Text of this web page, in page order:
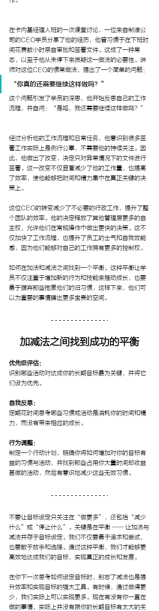
在卡内基经理人班的一次课堂讨论，一位来自制造公
司的CEO学员分享了他的经历，他曾习惯于在下班时
间花费数小时亲自审批和签署文件。这成了一种常
态，以至于他从未停下来质疑这一做法的必要性。讲
师对这位CEO的惯常做法，提出了一个简单的问题：
“你真的还需要继续这样做吗？”
这个问题引发了学员的深思，他开始反思自己的工作
流程，并自问：“是咯，我还需要继续这样做吗？”
经过分析他的工作流程和日常任务，他意识到很多签
署工作实际上是例行公事，不需要他的持续关注。因
此，他做出了改变，决定只对异常情况下的文件进行
签署。这一改变不仅显著减少了他的工作量，也提高
了效率，使他能够把时间和精力集中在真正关键的决
策上。
这位CEO的转变减少了不必要的行政工作，提升了整
个团队的效率。他的决定释放了其他管理层更多的自
主权，允许他们在常规操作中做出更快的决策。这不
仅加快了工作流程，也提升了员工的士气和自我效能
感，因为他们能够对自己的工作拥有更多的控制权。
如何在加法和减法之间找到一个平衡。这种平衡让学
员不仅注重于增加新的行为和技能来推动成长，也要
勇于摒弃那些拖累他们的旧习惯，这样下来，他们可
以为重要的事情腾出更多宝贵的空间。
加减法之间找到成功的平衡
优先级评估：
识别哪些活动对达成你的长期目标最为关键，并将它
们设为优先。
自我反思：
定期花时间思考哪些习惯或活动是消耗你的时间和精
力，而没有带来相应的成长。
行为调整：
制定一个行动计划，明确你将如何增加对你的目标有
益的习惯与活动，并找到那些占用你大量时间却收益
甚微的活动，然后有意识地减少这些无效习惯。
不要让目标设定只关注在“做更多”，还包括“减少
什么”或“停止什么”。关键是在平衡 —— 让加法与
减法并存于目标设定。我们不仅要勇于追求和尝试，
也要敢于放手和选择。通过这种平衡，我们才能够更
高效地达成我们的目标，实现真正的成长和发展。
在你下一次思考如何设定目标时，别忘了减法也是提
升效率和实现目标的强大工具。有时候，通过做得更
少，我们实际上可以实现更多。现在有没有你一直在
做的事情，实际上并没有跟你的长期目标有太大的关